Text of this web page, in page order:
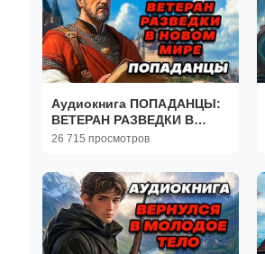
Аудиокнига ПОПАДАНЦЫ:
ВЕТЕРАН РАЗВЕДКИ В
НОВОМ МИРЕ
26 715 просмотров